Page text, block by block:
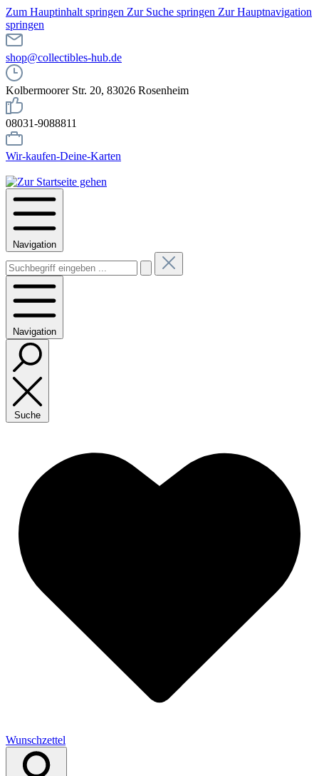
Zum Hauptinhalt springen Zur Suche springen Zur Hauptnavigation
springen
shop@collectibles-hub.de
Kolbermoorer Str. 20, 83026 Rosenheim
08031-9088811
Wir-kaufen-Deine-Karten
Navigation
Navigation
Suche
Wunschzettel